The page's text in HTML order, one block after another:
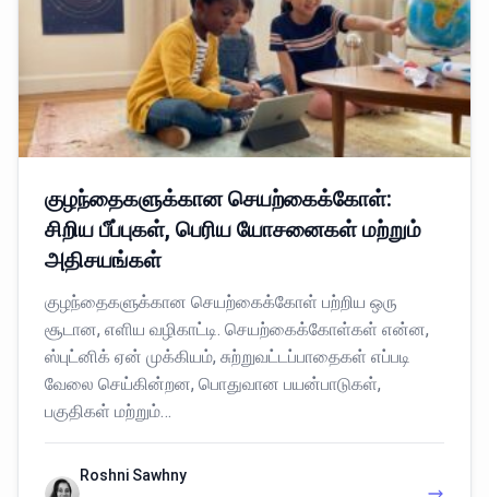
குழந்தைகளுக்கான செயற்கைக்கோள்:
சிறிய பீப்புகள், பெரிய யோசனைகள் மற்றும்
அதிசயங்கள்
குழந்தைகளுக்கான செயற்கைக்கோள் பற்றிய ஒரு
சூடான, எளிய வழிகாட்டி. செயற்கைக்கோள்கள் என்ன,
ஸ்புட்னிக் ஏன் முக்கியம், சுற்றுவட்டப்பாதைகள் எப்படி
வேலை செய்கின்றன, பொதுவான பயன்பாடுகள்,
பகுதிகள் மற்றும்…
Roshni Sawhny